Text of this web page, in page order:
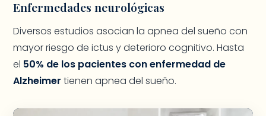
Enfermedades neurológicas
Diversos estudios asocian la apnea del sueño con
mayor riesgo de ictus y deterioro cognitivo. Hasta
el 50% de los pacientes con enfermedad de
Alzheimer tienen apnea del sueño.